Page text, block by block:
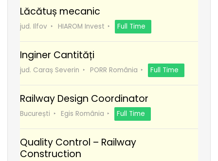
Lăcătuș mecanic
jud. Ilfov HIAROM Invest Full Time
Inginer Cantități
jud. Caraș Severin PORR România Full Time
Railway Design Coordinator
București Egis România Full Time
Quality Control – Railway
Construction